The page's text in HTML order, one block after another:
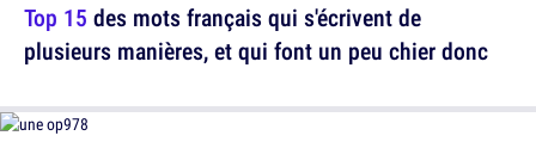
Top 15 des mots français qui s'écrivent de
plusieurs manières, et qui font un peu chier donc